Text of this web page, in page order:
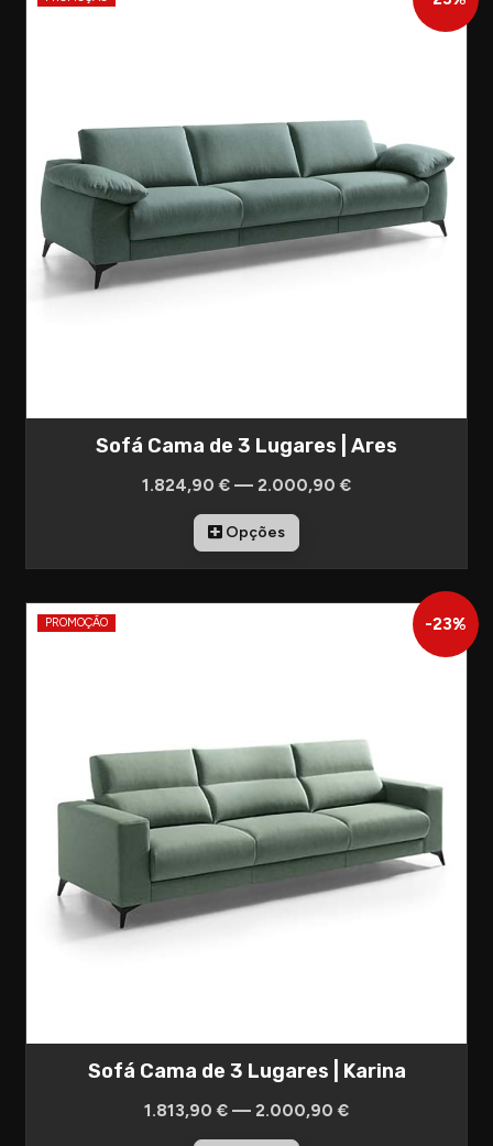
Sofá Cama de 3 Lugares | Ares
1.824,90 € — 2.000,90 €
Opções
-23%
PROMOÇÃO
Sofá Cama de 3 Lugares | Karina
1.813,90 € — 2.000,90 €